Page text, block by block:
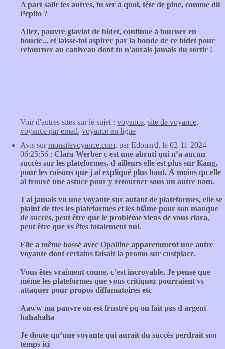
A part salir les autres, tu ser à quoi, tête de pine, comme dit
Pépito ?
Allez, pauvre glaviot de bidet, continue à tourner en
boucle... et laisse-toi aspirer par la bonde de ce bidet pour
retourner au caniveau dont tu n'aurais jamais du sortir !
Voir d'autres sites sur le sujet : voyance, site de voyance,
voyance par email, voyance en ligne
Avis surmonsitevoyance.com, par Edouard, le 02-11-2024
06:25:56 : Clara Werber c est une abruti qui n’a aucun
succès sur les plateformes, d ailleurs elle est plus sur Kang,
pour les raisons que j ai expliqué plus haut. À moins qu elle
ai trouvé une astuce pour y retourner sous un autre nom.
J ai jamais vu une voyante sur autant de plateformes, elle se
plaint de ttes les plateformes et les blâme pour son manque
de succès, peut être que le problème viens de vous clara,
peut être que vs êtes totalement nul.
Elle a même bossé avec Opalline apparemment une autre
voyante dont certains faisait la promo sur custplace.
Vous êtes vraiment conne, c’est incroyable. Je pense que
même les plateformes que vous critiquez pourraient vs
attaquer pour propos diffamatoires etc
Aaww ma pauvre on est frustré pq on fait pas d argent
hahahaha
Je doute qu’une voyante qui aurait du succès perdrait son
temps ici